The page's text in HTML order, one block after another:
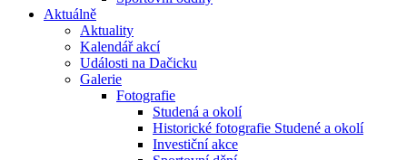
Aktuálně
Aktuality
Kalendář akcí
Události na Dačicku
Galerie
Fotografie
Studená a okolí
Historické fotografie Studené a okolí
Investiční akce